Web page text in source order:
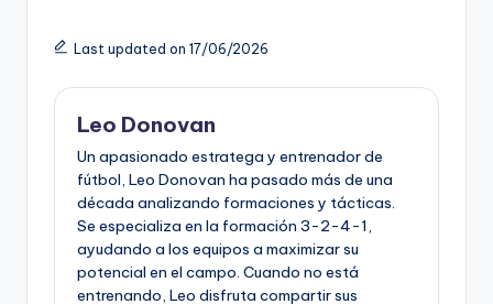
Last updated on 17/06/2026
Leo Donovan
Un apasionado estratega y entrenador de
fútbol, Leo Donovan ha pasado más de una
década analizando formaciones y tácticas.
Se especializa en la formación 3-2-4-1,
ayudando a los equipos a maximizar su
potencial en el campo. Cuando no está
entrenando, Leo disfruta compartir sus